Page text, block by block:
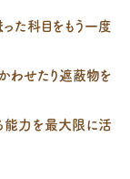
た科目をもう一度
わせたり遮蔽物を
能力を最大限に活